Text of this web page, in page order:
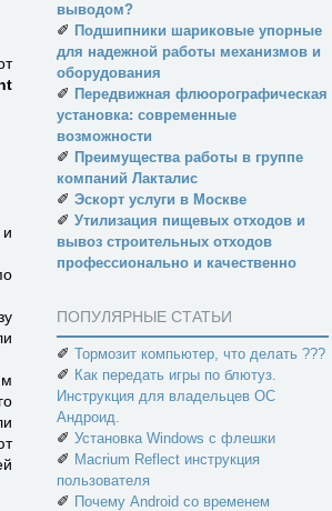
выводом?
✐ Подшипники шариковые упорные
для надежной работы механизмов и
оборудования
✐ Передвижная флюорографическая
установка: современные
возможности
✐ Преимущества работы в группе
компаний Лакталис
✐ Эскорт услуги в Москве
✐ Утилизация пищевых отходов и
вывоз строительных отходов
профессионально и качественно
ПОПУЛЯРНЫЕ СТАТЬИ
✐ Тормозит компьютер, что делать ???
✐ Как передать игры по блютуз.
Инструкция для владельцев ОС
Андроид.
✐ Установка Windows с флешки
✐ Macrium Reflect инструкция
пользователя
✐ Почему Android со временем